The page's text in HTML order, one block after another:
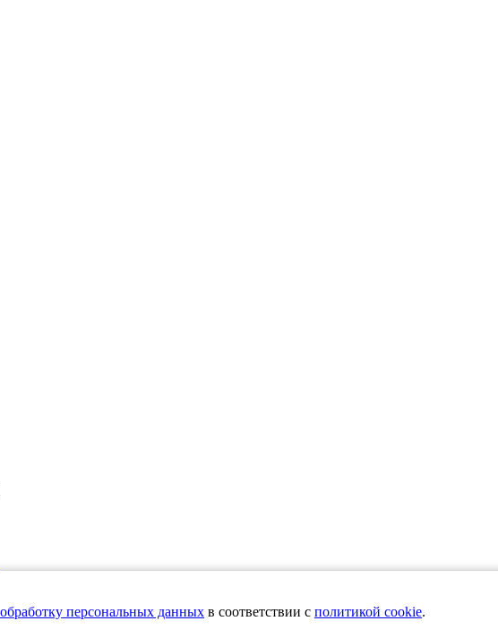
обработку персональных данных в соответствии с политикой cookie.